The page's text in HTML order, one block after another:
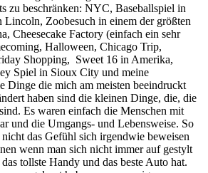
zu beschränken: NYC, Baseballspiel in
Lincoln, Zoobesuch in einem der größten
Cheesecake Factory (einfach ein sehr
Halloween, Chicago Trip,
Shopping, Sweet 16 in Amerika,
Spiel in Sioux City und meine
Dinge die mich am meisten beeindruckt
haben sind die kleinen Dinge, die, die
Es waren einfach die Menschen mit
und die Umgangs- und Lebensweise. So
das Gefühl sich irgendwie beweisen
wenn man sich nicht immer auf gestylt
tollste Handy und das beste Auto hat.